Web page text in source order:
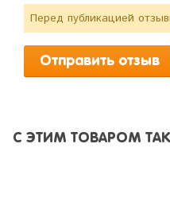
Перед публикацией
С ЭТИМ ТОВАРОМ